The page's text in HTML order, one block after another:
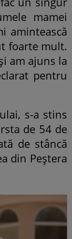
mamei
amintească
foarte mult.
am ajuns la
pentru
s-a stins
de 54 de
de stâncă
din Peștera